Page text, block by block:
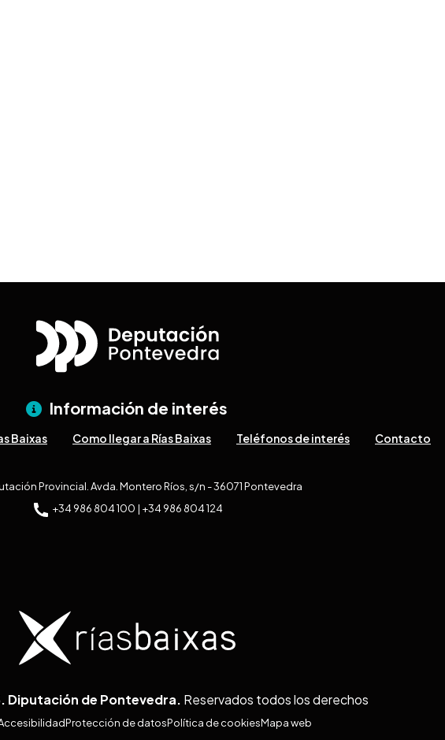
Información de interés
Baixas Como llegar a Rías Baixas Teléfonos de interés Contacto
Provincial. Avda. Montero Ríos, s/n - 36071 Pontevedra
+34 986 804 100 | +34 986 804 124
Diputación de Pontevedra. Reservados todos los derechos
Protección de datosPolítica de cookiesMapa web